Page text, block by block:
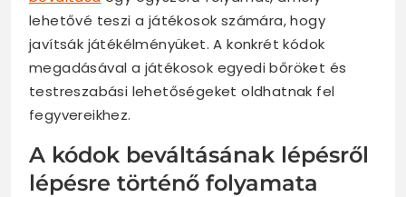
lehetővé teszi a játékosok számára, hogy
javítsák játékélményüket. A konkrét kódok
megadásával a játékosok egyedi bőröket és
testreszabási lehetőségeket oldhatnak fel
fegyvereikhez.
A kódok beváltásának lépésről
lépésre történő folyamata